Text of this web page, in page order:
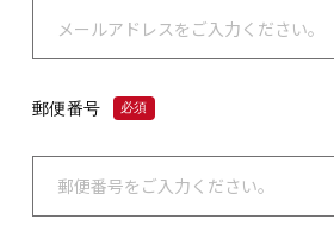
郵便番号 必須